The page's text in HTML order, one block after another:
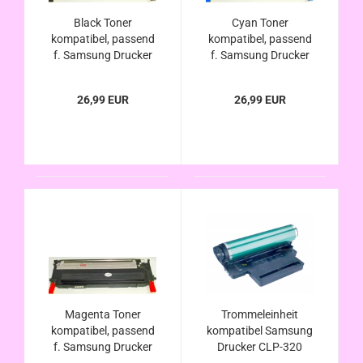
Black Toner
kompatibel, passend
f. Samsung Drucker
CLX-3185 CLX-
26,99 EUR
Cyan Toner
kompatibel, passend
f. Samsung Drucker
CLX-3185 CLX-
26,99 EUR
Magenta Toner
kompatibel, passend
f. Samsung Drucker
Trommeleinheit
kompatibel Samsung
Drucker CLP-320